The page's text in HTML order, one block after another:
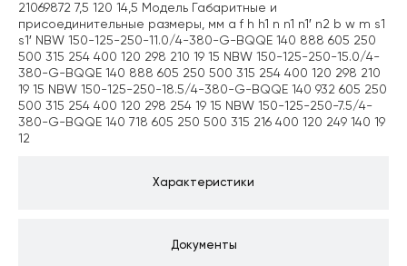
Характеристики
Документы
21069872 7,5 120 14,5 Модель Габаритные и
присоединительные размеры, мм a f h h1 n n1 n1′ n2 b w m s1
s1′ NBW 150-125-250-11.0/4-380-G-BQQE 140 888 605 250
500 315 254 400 120 298 210 19 15 NBW 150-125-250-15.0/4-
380-G-BQQE 140 888 605 250 500 315 254 400 120 298 210
19 15 NBW 150-125-250-18.5/4-380-G-BQQE 140 932 605 250
500 315 254 400 120 298 254 19 15 NBW 150-125-250-7.5/4-
380-G-BQQE 140 718 605 250 500 315 216 400 120 249 140 19
12